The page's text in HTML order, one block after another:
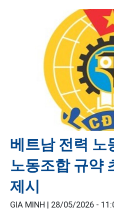
베트남 전력 노
노동조합 규약
제시
GIA MINH | 28/05/2026 -